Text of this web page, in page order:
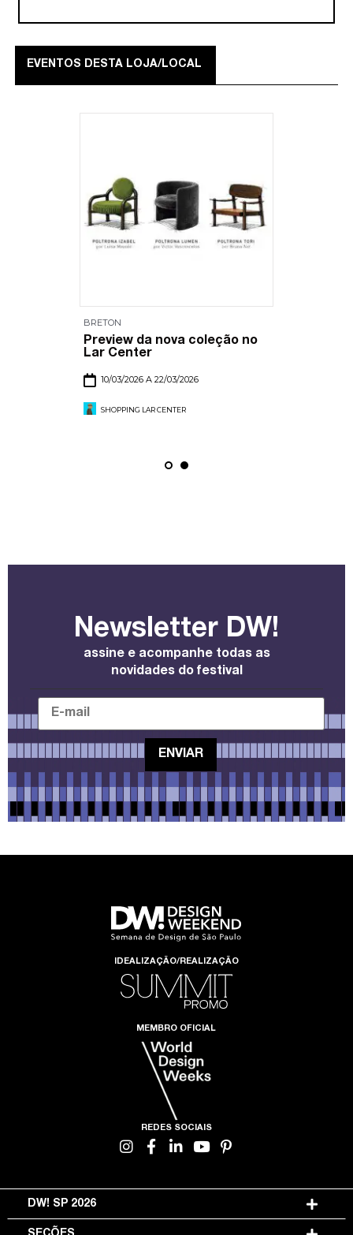
EVENTOS DESTA LOJA/LOCAL
BRETON
Preview da nova coleção no
Lar Center
10/03/2026 A 22/03/2026
SHOPPING LAR CENTER
Newsletter DW!
assine e acompanhe todas as
novidades do festival
IDEALIZAÇÃO/REALIZAÇÃO
MEMBRO OFICIAL
REDES SOCIAIS
DW! SP 2026